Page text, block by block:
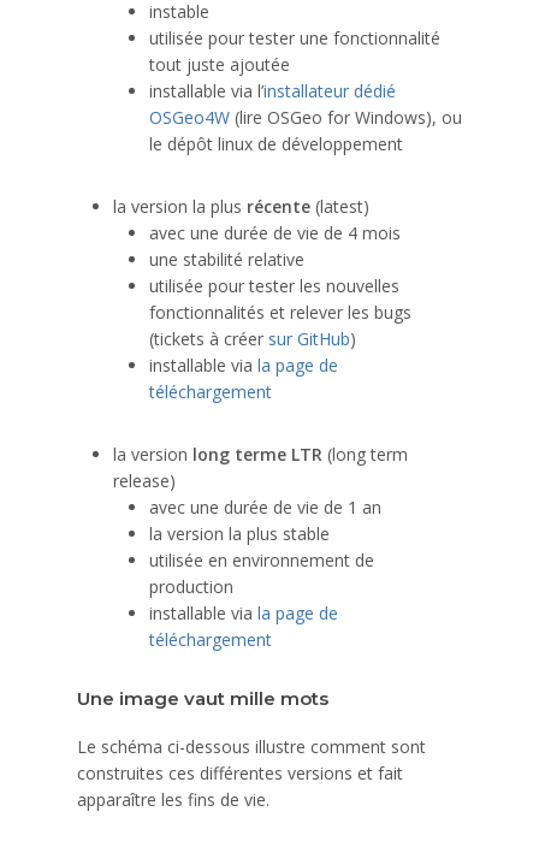
instable
utilisée pour tester une fonctionnalité
tout juste ajoutée
installable via l’installateur dédié
OSGeo4W (lire OSGeo for Windows), ou
le dépôt linux de développement
la version la plus récente (latest)
avec une durée de vie de 4 mois
une stabilité relative
utilisée pour tester les nouvelles
fonctionnalités et relever les bugs
(tickets à créer sur GitHub)
installable via la page de
téléchargement
la version long terme LTR (long term
release)
avec une durée de vie de 1 an
la version la plus stable
utilisée en environnement de
production
installable via la page de
téléchargement
Une image vaut mille mots
Le schéma ci-dessous illustre comment sont
construites ces différentes versions et fait
apparaître les fins de vie.